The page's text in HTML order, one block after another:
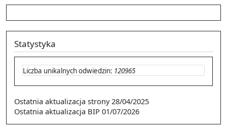
Statystyka
Liczba unikalnych odwiedzin: 120965
Ostatnia aktualizacja strony 28/04/2025
Ostatnia aktualizacja BIP 01/07/2026